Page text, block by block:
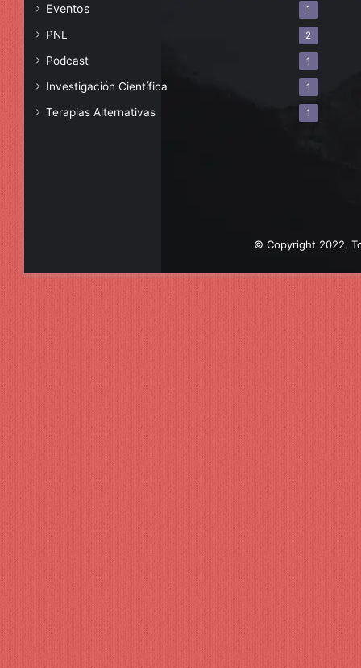
Eventos 1
PNL 2
Podcast 1
Investigación Científica 1
Terapias Alternativas 1
© Copyright 2022,